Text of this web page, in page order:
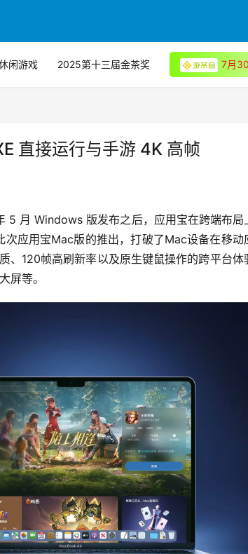
闲游戏 2025第十三届金茶奖 7月
直接运行与手游 4K 高帧
月 Windows 版发布之后，应用宝在跨端布局
应用宝Mac版的推出，打破了Mac设备在移动
、120帧高刷新率以及原生键鼠操作的跨平台体
屏等。